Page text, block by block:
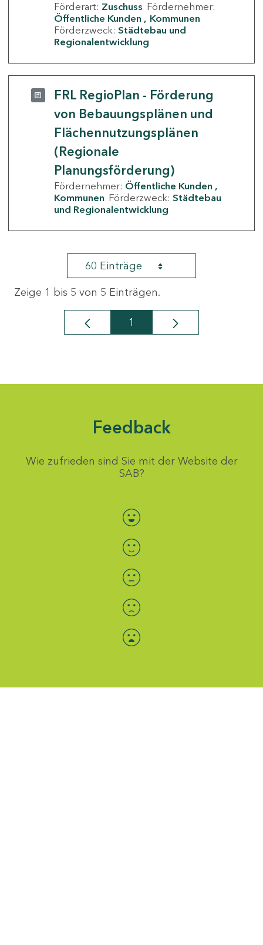
Förderart: Zuschuss Fördernehmer:
Öffentliche Kunden
Kommunen
Förderzweck: Städtebau und
Regionalentwicklung
FRL RegioPlan - Förderung
von Bebauungsplänen und
Flächennutzungsplänen
(Regionale
Planungsförderung)
Fördernehmer: Öffentliche Kunden
Kommunen Förderzweck: Städtebau
und Regionalentwicklung
60 Einträge
Zeige 1 bis 5 von 5 Einträgen.
Seite
1
Feedback
Wie zufrieden sind Sie mit der Website der
SAB?
Bewertung auswählen